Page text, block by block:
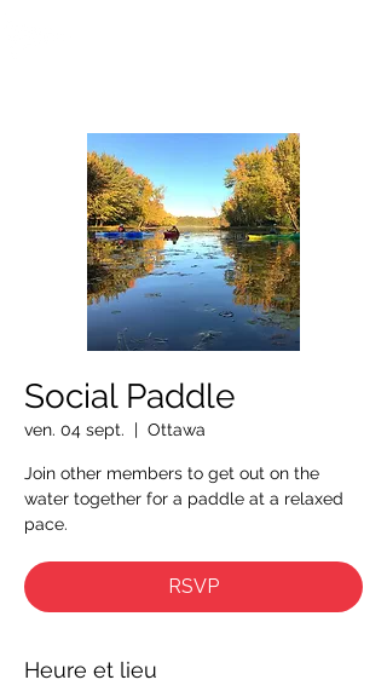
Social Paddle
ven. 04 sept.
  |
Ottawa
Join other members to get out on the
water together for a paddle at a relaxed
pace.
RSVP
Heure et lieu